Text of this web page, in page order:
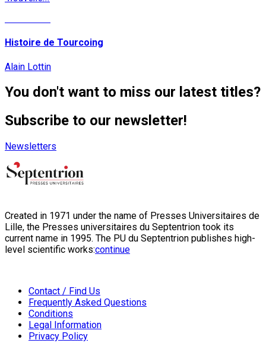
Histoire de Tourcoing
Alain Lottin
You don't want to miss our latest titles?
Subscribe to our newsletter!
Newsletters
Created in 1971 under the name of Presses Universitaires de
Lille, the Presses universitaires du Septentrion took its
current name in 1995. The PU du Septentrion publishes high-
level scientific works:continue
Contact / Find Us
Frequently Asked Questions
Conditions
Legal Information
Privacy Policy